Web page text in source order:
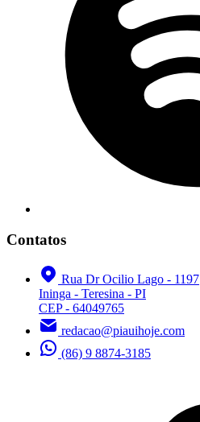
Contatos
Rua Dr Ocilio Lago - 1197
Ininga - Teresina - PI
CEP - 64049765
redacao@piauihoje.com
(86) 9 8874-3185